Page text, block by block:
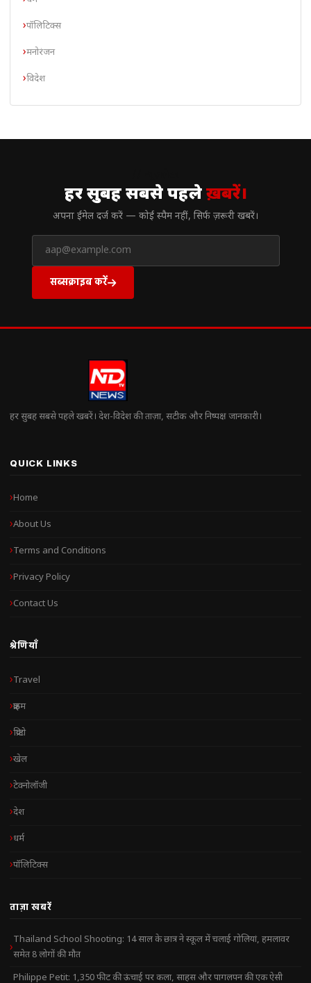
पॉलिटिक्स
मनोरंजन
विदेश
हर सुबह सबसे पहलेख़बरें।
अपना ईमेल दर्ज करें — कोई स्पैम नहीं, सिर्फ ज़रूरी खबरें।
सब्सक्राइब करें
हर सुबह सबसे पहले खबरें। देश-विदेश की ताज़ा, सटीक और निष्पक्ष जानकारी।
QUICK LINKS
Home
About Us
Terms and Conditions
Privacy Policy
Contact Us
श्रेणियाँ
Travel
क्राइम
क्रिप्टो
खेल
टेक्नोलॉजी
देश
धर्म
पॉलिटिक्स
ताज़ा खबरें
Thailand School Shooting: 14 साल के छात्र ने स्कूल में चलाई गोलियां, हमलावर
समेत 8 लोगों की मौत
Philippe Petit: 1,350 फीट की ऊंचाई पर कला, साहस और पागलपन की एक ऐसी